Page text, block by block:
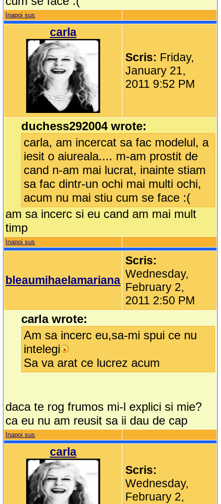
Inapoi sus
carla
Scris: Friday,
January 21,
2011 9:52 PM
duchess292004 wrote:
carla, am incercat sa fac modelul, a
iesit o aiureala.... m-am prostit de
cand n-am mai lucrat, inainte stiam
sa fac dintr-un ochi mai multi ochi,
acum nu mai stiu cum se face :(
am sa incerc si eu cand am mai mult
timp
Inapoi sus
bleaumihaelamariana
Scris:
Wednesday,
February 2,
2011 2:50 PM
carla wrote:
Am sa incerc eu,sa-mi spui ce nu
intelegi
Sa va arat ce lucrez acum
daca te rog frumos mi-l explici si mie?
ca eu nu am reusit sa ii dau de cap
Inapoi sus
carla
Scris:
Wednesday,
February 2,